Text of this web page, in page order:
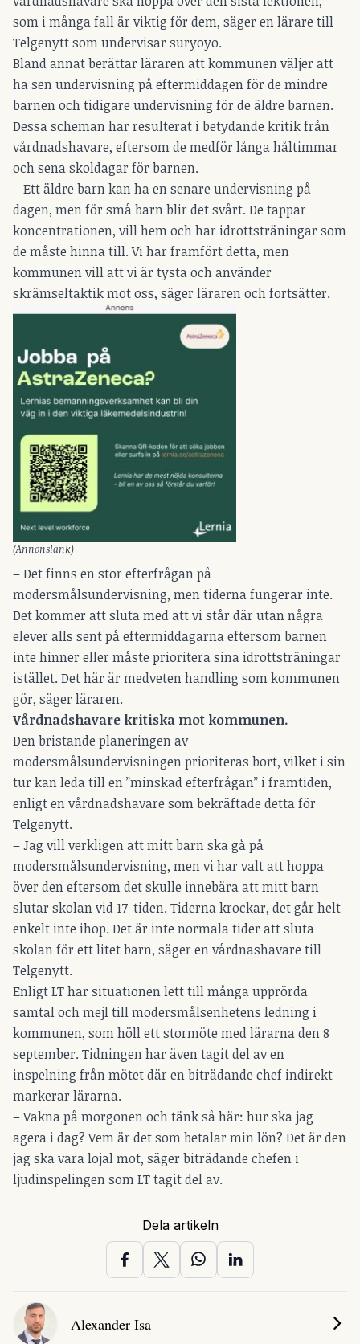
som i många fall är viktig för dem, säger en lärare till
Telgenytt som undervisar suryoyo.
Bland annat berättar läraren att kommunen väljer att
ha sen undervisning på eftermiddagen för de mindre
barnen och tidigare undervisning för de äldre barnen.
Dessa scheman har resulterat i betydande kritik från
vårdnadshavare, eftersom de medför långa håltimmar
och sena skoldagar för barnen.
– Ett äldre barn kan ha en senare undervisning på
dagen, men för små barn blir det svårt. De tappar
koncentrationen, vill hem och har idrottsträningar som
de måste hinna till. Vi har framfört detta, men
kommunen vill att vi är tysta och använder
skrämseltaktik mot oss, säger läraren och fortsätter.
(Annonslänk)
– Det finns en stor efterfrågan på
modersmålsundervisning, men tiderna fungerar inte.
Det kommer att sluta med att vi står där utan några
elever alls sent på eftermiddagarna eftersom barnen
inte hinner eller måste prioritera sina idrottsträningar
istället. Det här är medveten handling som kommunen
gör, säger läraren.
Vårdnadshavare kritiska mot kommunen.
Den bristande planeringen av
modersmålsundervisningen prioriteras bort, vilket i sin
tur kan leda till en ”minskad efterfrågan” i framtiden,
enligt en vårdnadshavare som bekräftade detta för
Telgenytt.
– Jag vill verkligen att mitt barn ska gå på
modersmålsundervisning, men vi har valt att hoppa
över den eftersom det skulle innebära att mitt barn
slutar skolan vid 17-tiden. Tiderna krockar, det går helt
enkelt inte ihop. Det är inte normala tider att sluta
skolan för ett litet barn, säger en vårdnashavare till
Telgenytt.
Enligt LT har situationen lett till många upprörda
samtal och mejl till modersmålsenhetens ledning i
kommunen, som höll ett stormöte med lärarna den 8
september. Tidningen har även tagit del av en
inspelning från mötet där en biträdande chef indirekt
markerar lärarna.
– Vakna på morgonen och tänk så här: hur ska jag
agera i dag? Vem är det som betalar min lön? Det är den
jag ska vara lojal mot, säger biträdande chefen i
ljudinspelingen som LT tagit del av.
Dela artikeln
Alexander Isa